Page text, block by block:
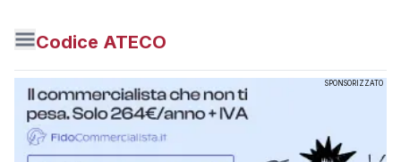
Codice ATECO
SPONSORIZZATO